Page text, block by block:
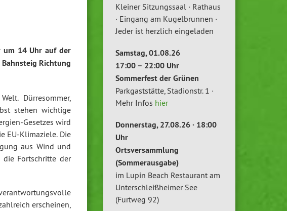
um 14 Uhr auf der
Richtung
Dürresommer,
stehen wichtige
Gesetzes wird
EU-Klimaziele. Die
aus Wind und
Fortschritte der
erscheinen,
Kleiner Sitzungssaal · Rathaus
· Eingang am Kugelbrunnen ·
Jeder ist herzlich eingeladen
Samstag, 01.08.26
17:00 – 22:00 Uhr
Sommerfest der Grünen
Parkgaststätte, Stadionstr. 1 ·
Mehr Infos hier
Donnerstag, 27.08.26 · 18:00
Uhr
Ortsversammlung
(Sommerausgabe)
im Lupin Beach Restaurant am
Unterschleißheimer See
(Furtweg 92)